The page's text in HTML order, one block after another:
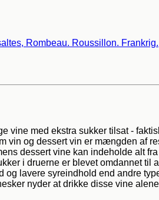
Rombeau. Roussillon. Frankrig.
vine med ekstra sukker tilsat -
vin og dessert vin er mængden af
dessert vine kan indeholde alt
i druerne er blevet omdannet
og lavere syreindhold end andre
nyder at drikke disse vine